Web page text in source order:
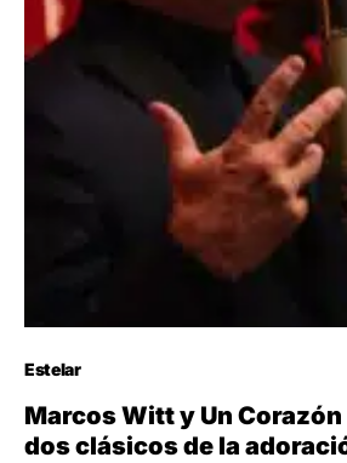
Estelar
Marcos Witt y Un
dos clásicos de la